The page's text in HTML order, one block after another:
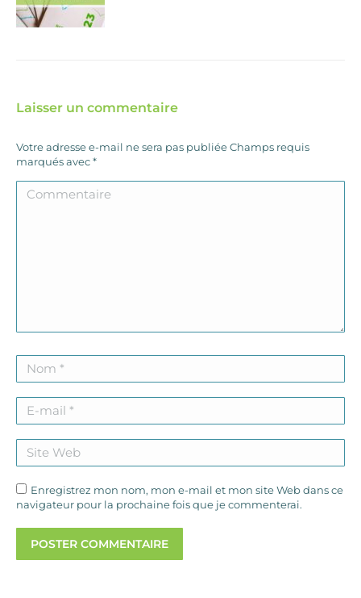
Laisser un commentaire
Votre adresse e-mail ne sera pas publiée Champs requis
marqués avec*
Commentaire
Nom *
E-mail *
Site Web
Enregistrez mon nom, mon e-mail et mon site Web dans ce
navigateur pour la prochaine fois que je commenterai.
POSTER COMMENTAIRE